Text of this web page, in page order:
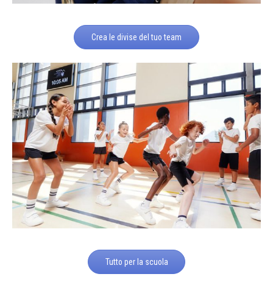
Crea le divise del tuo team
Tutto per la scuola